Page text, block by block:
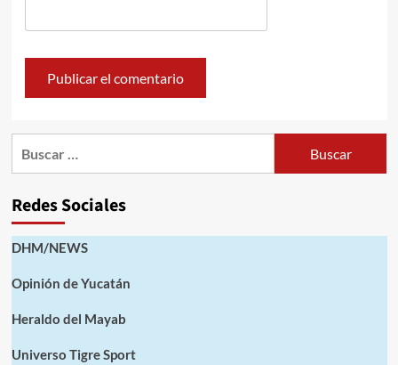
Redes Sociales
DHM/NEWS
Opinión de Yucatán
Heraldo del Mayab
Universo Tigre Sport